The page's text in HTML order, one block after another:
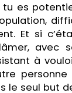
tu es
Et si
avec
à
le seul but